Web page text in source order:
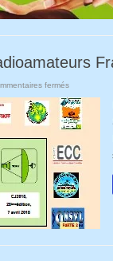
ferméssur
Revue
France
RAF
Semaine12-
2018!